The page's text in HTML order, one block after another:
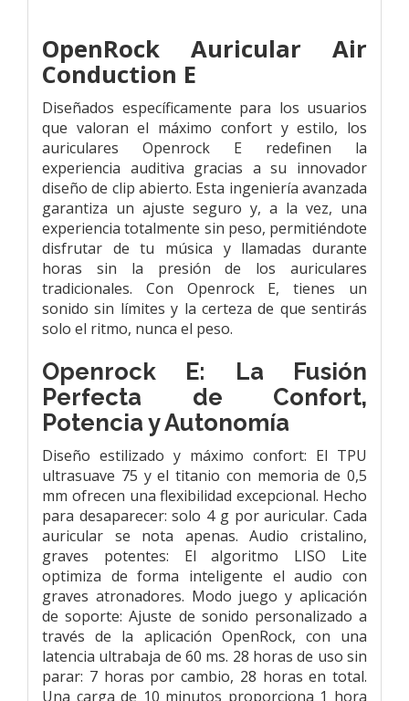
OpenRock Auricular Air
Conduction E
Diseñados específicamente para los usuarios
que valoran el máximo confort y estilo, los
auriculares Openrock E redefinen la
experiencia auditiva gracias a su innovador
diseño de clip abierto. Esta ingeniería avanzada
garantiza un ajuste seguro y, a la vez, una
experiencia totalmente sin peso, permitiéndote
disfrutar de tu música y llamadas durante
horas sin la presión de los auriculares
tradicionales. Con Openrock E, tienes un
sonido sin límites y la certeza de que sentirás
solo el ritmo, nunca el peso.
Openrock E: La Fusión
Perfecta de Confort,
Potencia y Autonomía
Diseño estilizado y máximo confort: El TPU
ultrasuave 75 y el titanio con memoria de 0,5
mm ofrecen una flexibilidad excepcional. Hecho
para desaparecer: solo 4 g por auricular. Cada
auricular se nota apenas. Audio cristalino,
graves potentes: El algoritmo LISO Lite
optimiza de forma inteligente el audio con
graves atronadores. Modo juego y aplicación
de soporte: Ajuste de sonido personalizado a
través de la aplicación OpenRock, con una
latencia ultrabaja de 60 ms. 28 horas de uso sin
parar: 7 horas por cambio, 28 horas en total.
Una carga de 10 minutos proporciona 1 hora